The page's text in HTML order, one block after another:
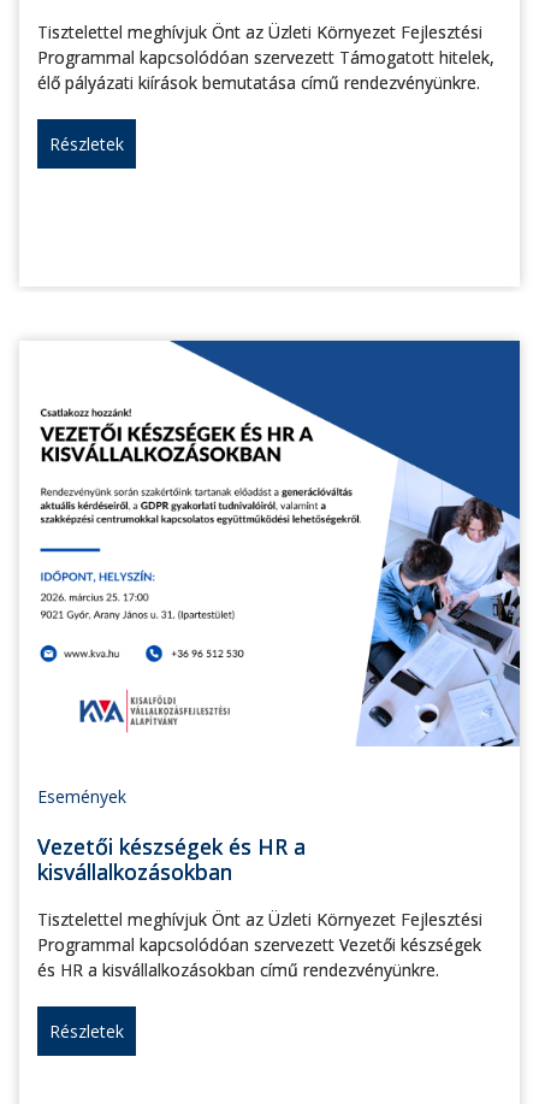
Tisztelettel meghívjuk Önt az Üzleti Környezet Fejlesztési
Programmal kapcsolódóan szervezett Támogatott hitelek,
élő pályázati kiírások bemutatása című rendezvényünkre.
Részletek
Események
Vezetői készségek és HR a
kisvállalkozásokban
Tisztelettel meghívjuk Önt az Üzleti Környezet Fejlesztési
Programmal kapcsolódóan szervezett Vezetői készségek
és HR a kisvállalkozásokban című rendezvényünkre.
Részletek